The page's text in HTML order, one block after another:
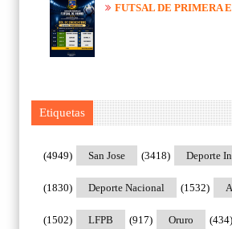
FUTSAL DE PRIMERA
Etiquetas
San Jose
(4949) Deporte
(3418)
Deporte Nacional
(1830) (1532)
LFPB
(1502) Oruro
(917) (434)